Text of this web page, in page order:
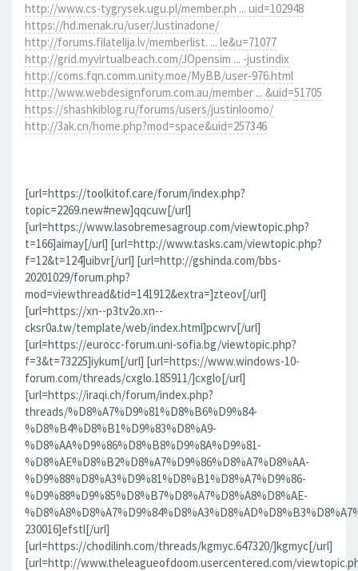
http://www.cs-tygrysek.ugu.pl/member.ph ... uid=102948
https://hd.menak.ru/user/Justinadone/
http://forums.filatelija.lv/memberlist. ... le&u=71077
http://grid.myvirtualbeach.com/JOpensim ... -justindix
http://coms.fqn.comm.unity.moe/MyBB/user-976.html
http://www.webdesignforum.com.au/member ... &uid=51705
https://shashkiblog.ru/forums/users/justinloomo/
http://3ak.cn/home.php?mod=space&uid=257346
[url=https://toolkitof.care/forum/index.php?
topic=2269.new#new]qqcuw[/url]
[url=https://www.lasobremesagroup.com/viewtopic.php?
t=166]aimay[/url] [url=http://www.tasks.cam/viewtopic.php?
f=12&t=124]uibvr[/url] [url=http://gshinda.com/bbs-
20201029/forum.php?
mod=viewthread&tid=141912&extra=]zteov[/url]
[url=https://xn--p3tv2o.xn--
cksr0a.tw/template/web/index.html]pcwrv[/url]
[url=https://eurocc-forum.uni-sofia.bg/viewtopic.php?
f=3&t=73225]iykum[/url] [url=https://www.windows-10-
forum.com/threads/cxglo.185911/]cxglo[/url]
[url=https://iraqi.ch/forum/index.php?
threads/%D8%A7%D9%81%D8%B6%D9%84-
%D8%B4%D8%B1%D9%83%D8%A9-
%D8%AA%D9%86%D8%B8%D9%8A%D9%81-
%D8%AE%D8%B2%D8%A7%D9%86%D8%A7%D8%AA-
%D9%88%D8%A3%D9%81%D8%B1%D8%A7%D9%86-
%D9%88%D9%85%D8%B7%D8%A7%D8%A8%D8%AE-
230016]efstl[/url]
[url=https://chodilinh.com/threads/kgmyc.647320/]kgmyc[/url]
[url=http://www.theleagueofdoom.usercentered.com/